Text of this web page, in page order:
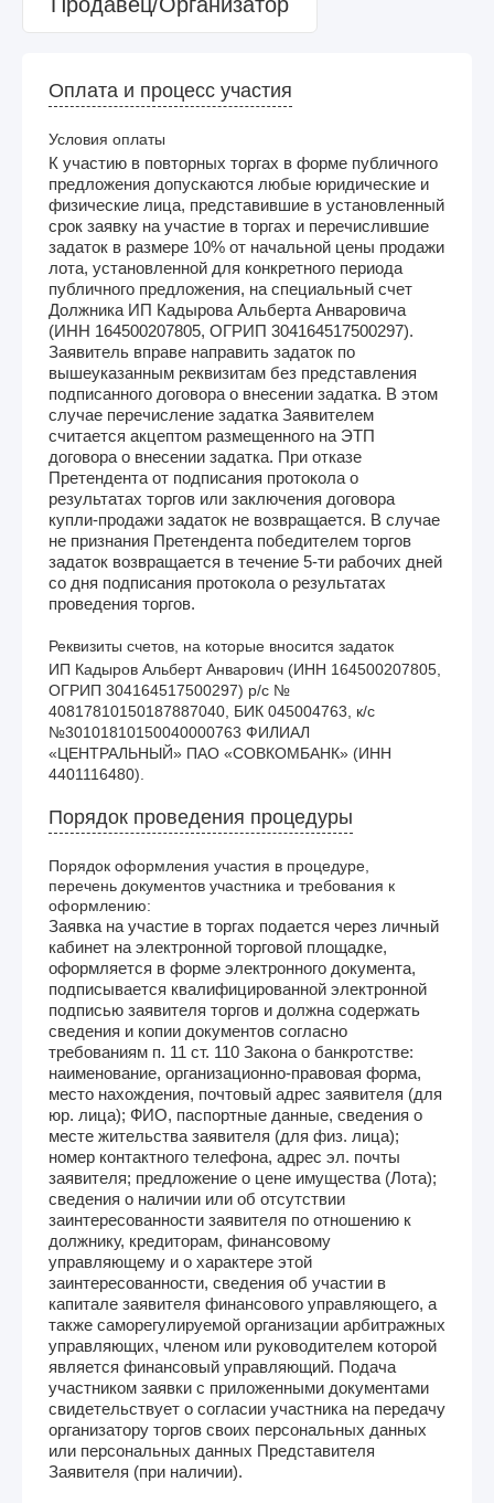
Оплата и процесс участия
Условия оплаты
К участию в повторных торгах в форме публичного
предложения допускаются любые юридические и
физические лица, представившие в установленный
срок заявку на участие в торгах и перечислившие
задаток в размере 10% от начальной цены продажи
лота, установленной для конкретного периода
публичного предложения, на специальный счет
Должника ИП Кадырова Альберта Анваровича
(ИНН 164500207805, ОГРИП 304164517500297).
Заявитель вправе направить задаток по
вышеуказанным реквизитам без представления
подписанного договора о внесении задатка. В этом
случае перечисление задатка Заявителем
считается акцептом размещенного на ЭТП
договора о внесении задатка. При отказе
Претендента от подписания протокола о
результатах торгов или заключения договора
купли-продажи задаток не возвращается. В случае
не признания Претендента победителем торгов
задаток возвращается в течение 5-ти рабочих дней
со дня подписания протокола о результатах
проведения торгов.
Реквизиты счетов, на которые вносится задаток
ИП Кадыров Альберт Анварович (ИНН 164500207805,
ОГРИП 304164517500297) р/с №
40817810150187887040, БИК 045004763, к/с
№30101810150040000763 ФИЛИАЛ
«ЦЕНТРАЛЬНЫЙ» ПАО «СОВКОМБАНК» (ИНН
4401116480).
Порядок проведения процедуры
Порядок оформления участия в процедуре,
перечень документов участника и требования к
оформлению:
Заявка на участие в торгах подается через личный
кабинет на электронной торговой площадке,
оформляется в форме электронного документа,
подписывается квалифицированной электронной
подписью заявителя торгов и должна содержать
сведения и копии документов согласно
требованиям п. 11 ст. 110 Закона о банкротстве:
наименование, организационно-правовая форма,
место нахождения, почтовый адрес заявителя (для
юр. лица); ФИО, паспортные данные, сведения о
месте жительства заявителя (для физ. лица);
номер контактного телефона, адрес эл. почты
заявителя; предложение о цене имущества (Лота);
сведения о наличии или об отсутствии
заинтересованности заявителя по отношению к
должнику, кредиторам, финансовому
управляющему и о характере этой
заинтересованности, сведения об участии в
капитале заявителя финансового управляющего, а
также саморегулируемой организации арбитражных
управляющих, членом или руководителем которой
является финансовый управляющий. Подача
участником заявки с приложенными документами
свидетельствует о согласии участника на передачу
организатору торгов своих персональных данных
или персональных данных Представителя
Заявителя (при наличии).